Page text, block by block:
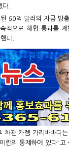
.
60억 달러의 자금 방
적으로 해협 통과를
다.
차관 카젬 가리바바디
란의 통제하에 있다"고